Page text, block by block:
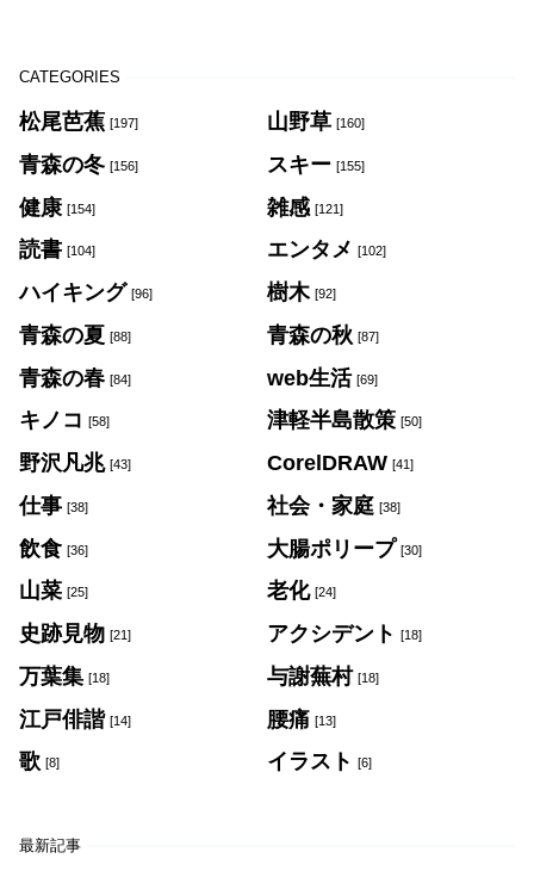
CATEGORIES
松尾芭蕉 [197] 山野草 [160]
青森の冬 [156] スキー [155]
健康 [154] 雑感 [121]
読書 [104] エンタメ [102]
ハイキング [96] 樹木 [92]
青森の夏 [88] 青森の秋 [87]
青森の春 [84] web生活 [69]
キノコ [58] 津軽半島散策 [50]
野沢凡兆 [43] CorelDRAW [41]
仕事 [38] 社会・家庭 [38]
飲食 [36] 大腸ポリープ [30]
山菜 [25] 老化 [24]
史跡見物 [21] アクシデント [18]
万葉集 [18] 与謝蕪村 [18]
江戸俳諧 [14] 腰痛 [13]
歌 [8] イラスト [6]
最新記事